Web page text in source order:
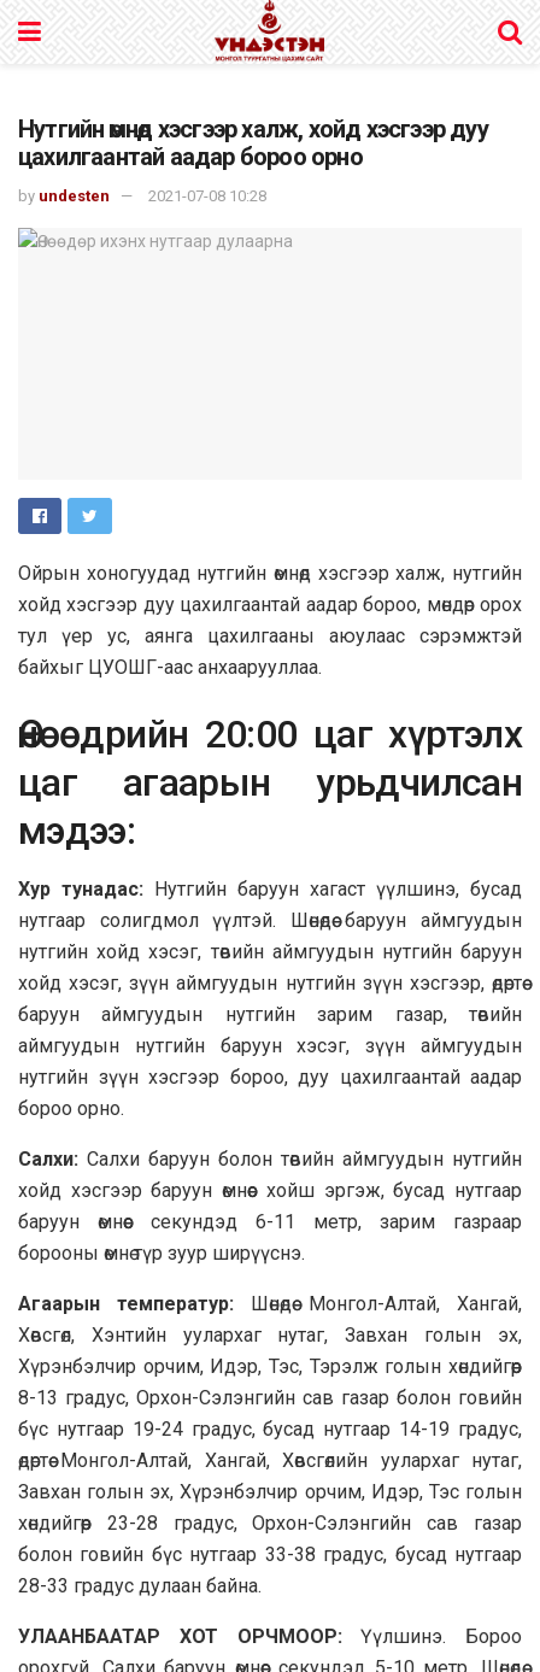
Нутгийн өмнөд хэсгээр халж, хойд хэсгээр дуу
цахилгаантай аадар бороо орно
by undesten 2021-07-08 10:28
Ойрын хоногуудад нутгийн өмнөд хэсгээр халж, нутгийн
хойд хэсгээр дуу цахилгаантай аадар бороо, мөндөр орох
тул үер ус, аянга цахилгааны аюулаас сэрэмжтэй
байхыг ЦУОШГ-аас анхаарууллаа.
Өнөөдрийн 20:00 цаг хүртэлх
цаг агаарын урьдчилсан
мэдээ:
Хур тунадас: Нутгийн баруун хагаст үүлшинэ, бусад
нутгаар солигдмол үүлтэй. Шөнөдөө баруун аймгуудын
нутгийн хойд хэсэг, төвийн аймгуудын нутгийн баруун
хойд хэсэг, зүүн аймгуудын нутгийн зүүн хэсгээр, өдөртөө
баруун аймгуудын нутгийн зарим газар, төвийн
аймгуудын нутгийн баруун хэсэг, зүүн аймгуудын
нутгийн зүүн хэсгээр бороо, дуу цахилгаантай аадар
бороо орно.
Салхи: Салхи баруун болон төвийн аймгуудын нутгийн
хойд хэсгээр баруун өмнөөс хойш эргэж, бусад нутгаар
баруун өмнөөс секундэд 6-11 метр, зарим газраар
борооны өмнө түр зуур ширүүснэ.
Агаарын температур: Шөнөдөө Монгол-Алтай, Хангай,
Хөвсгөл, Хэнтийн уулархаг нутаг, Завхан голын эх,
Хүрэнбэлчир орчим, Идэр, Тэс, Тэрэлж голын хөндийгөөр
8-13 градус, Орхон-Сэлэнгийн сав газар болон говийн
бүс нутгаар 19-24 градус, бусад нутгаар 14-19 градус,
өдөртөө Монгол-Алтай, Хангай, Хөвсгөлийн уулархаг нутаг,
Завхан голын эх, Хүрэнбэлчир орчим, Идэр, Тэс голын
хөндийгөөр 23-28 градус, Орхон-Сэлэнгийн сав газар
болон говийн бүс нутгаар 33-38 градус, бусад нутгаар
28-33 градус дулаан байна.
УЛААНБААТАР ХОТ ОРЧМООР:Үүлшинэ. Бороо